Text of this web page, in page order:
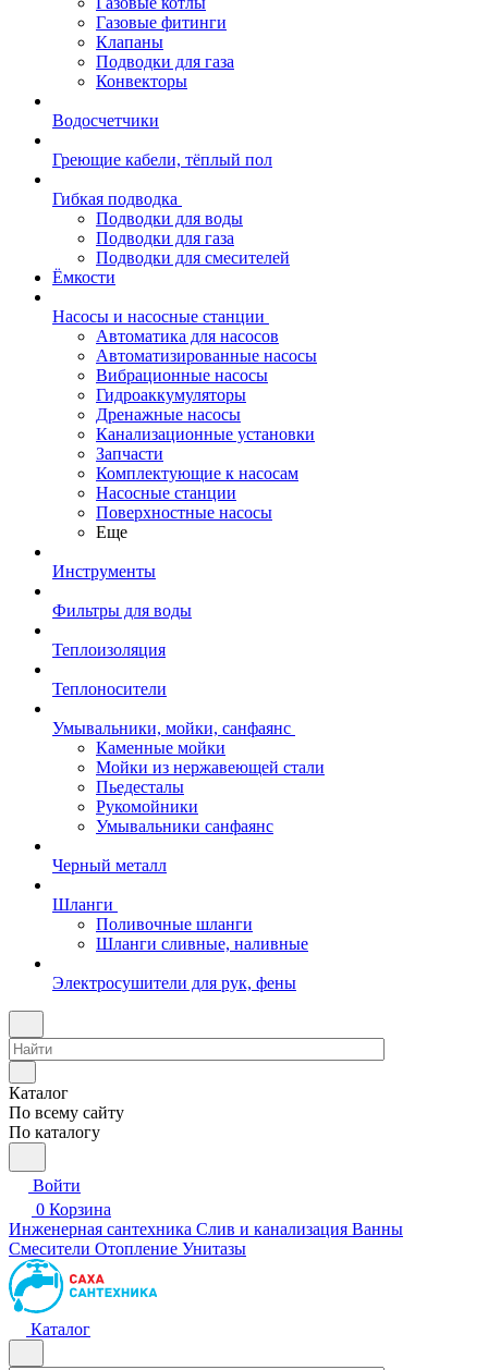
Газовые фитинги
Клапаны
Подводки для газа
Конвекторы
Водосчетчики
Греющие кабели, тёплый пол
Гибкая подводка
Подводки для воды
Подводки для газа
Подводки для смесителей
Ёмкости
Насосы и насосные станции
Автоматика для насосов
Автоматизированные насосы
Вибрационные насосы
Гидроаккумуляторы
Дренажные насосы
Канализационные установки
Запчасти
Комплектующие к насосам
Насосные станции
Поверхностные насосы
Еще
Инструменты
Фильтры для воды
Теплоизоляция
Теплоносители
Умывальники, мойки, санфаянс
Каменные мойки
Мойки из нержавеющей стали
Пьедесталы
Рукомойники
Умывальники санфаянс
Черный металл
Шланги
Поливочные шланги
Шланги сливные, наливные
Электросушители для рук, фены
Каталог
По всему сайту
По каталогу
Войти
0 Корзина
Инженерная сантехника Слив и канализация Ванны
Смесители Отопление Унитазы
Каталог